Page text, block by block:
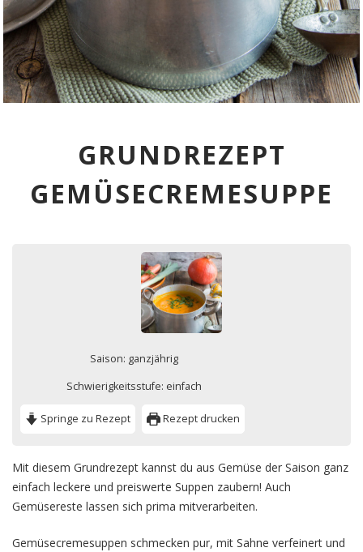
GRUNDREZEPT
GEMÜSECREMESUPPE
Saison: ganzjährig
Schwierigkeitsstufe: einfach
Springe zu Rezept Rezept drucken
Mit diesem Grundrezept kannst du aus Gemüse der Saison ganz
einfach leckere und preiswerte Suppen zaubern! Auch
Gemüsereste lassen sich prima mitverarbeiten.
Gemüsecremesuppen schmecken pur, mit Sahne verfeinert und